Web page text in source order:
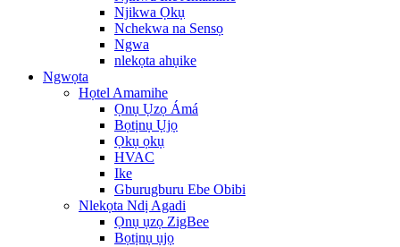
Njikwa Ọkụ
Nchekwa na Sensọ
Ngwa
nlekọta ahụike
Ngwọta
Họtel Amamihe
Ọnụ Ụzọ Ámá
Bọtịnụ Ụjọ
Ọkụ ọkụ
HVAC
Ike
Gburugburu Ebe Obibi
Nlekọta Ndị Agadi
Ọnụ ụzọ ZigBee
Bọtịnụ ụjọ